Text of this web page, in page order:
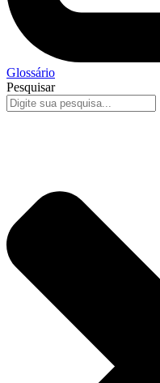
Glossário
Pesquisar